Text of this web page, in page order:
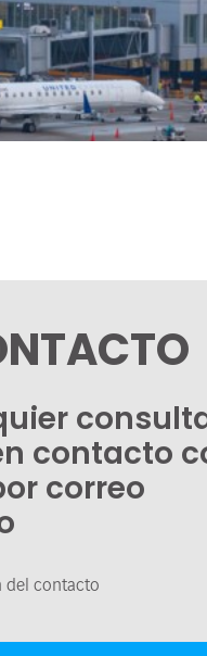
Ver la carpeta
contacto
correo
del contacto